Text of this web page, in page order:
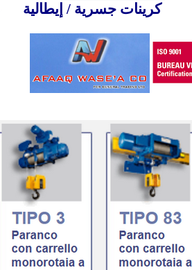
كرينات جسرية / إيطالية